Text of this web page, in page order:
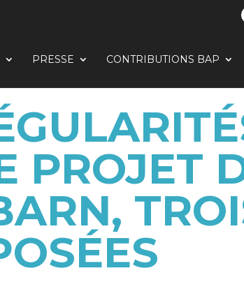
PRESSE CONTRIBUTIONS BAP
PROJET